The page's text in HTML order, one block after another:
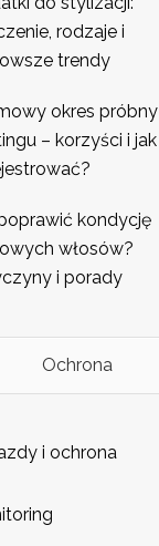
rodzaje i
trendy
okres próbny
– korzyści i jak
kondycję
włosów?
i porady
Ochrona
i ochrona